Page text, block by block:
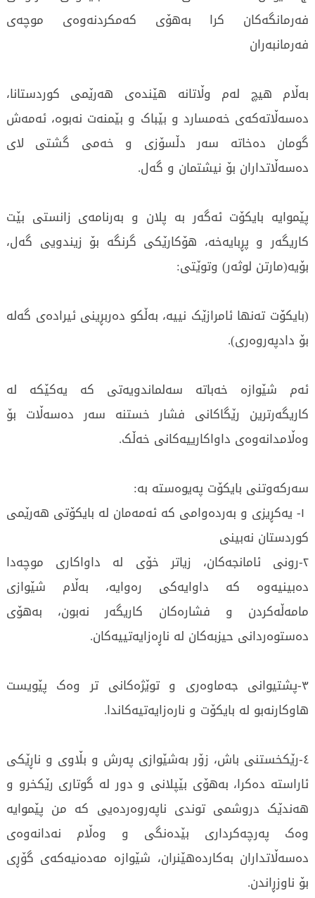
فەرمانگەکان کرا بەهۆی کەمکردنەوەی موچەی
فەرمانبەران
بەڵام هیچ لەم وڵاتانە هێندەی هەرێمی کوردستانا،
دەسەڵاتەکەی خەمسارد و بێباک و بێمنەت نەبوە، ئەمەش
گومان دەخاتە سەر دڵسۆزی و خەمی گشتی لای
دەسەڵاتداران بۆ نیشتمان و گەل.
پێموایە بایکۆت ئەگەر بە پلان و بەرنامەی زانستی بێت
کاریگەر و پڕبایەخە، هۆکارێکی گرنگە بۆ زیندویی گەل،
بۆیە(مارتن لوثەر) وتوێتی:
(بایکۆت تەنها ئامرازێک نییە، بەڵکو دەربڕینی ئیرادەی گەلە
بۆ دادپەروەری).
ئەم شێوازە خەباتە سەلماندویەتی کە یەکێکە لە
کاریگەرترین رێگاکانی فشار خستنە سەر دەسەڵات بۆ
وەڵامدانەوەی داواکارییەکانی خەڵک.
سەرکەوتنی بایکۆت پەیوەستە بە:
١- یەکڕیزی و بەردەوامی کە ئەمەمان لە بایکۆتی هەرێمی
کوردستان نەبینی
٢-رونی ئامانجەکان، زیاتر خۆی لە داواکاری موچەدا
دەبینیەوە کە داوایەکی رەوایە، بەڵام شێوازی
مامەڵەکردن و فشارەکان کاریگەر نەبون، بەهۆی
دەستوەردانی حیزبەکان لە ناڕەزایەتییەکان.
٣-پشتیوانی جەماوەری و توێژەکانی تر وەک پێویست
هاوکارنەبو لە بایکۆت و نارەزایەتیەکاندا.
٤-رێکخستنی باش، زۆر بەشێوازی پەرش و بڵاوی و ناڕێکی
ئاراستە دەکرا، بەهۆی بێپلانی و دور لە گوتاری رێکخرو و
هەندێک دروشمی توندی ناپەروەردەیی کە من پێموایە
وەک پەرچەکرداری بێدەنگی و وەڵام نەدانەوەی
دەسەڵاتداران بەکاردەهێنران، شێوازە مەدەنیەکەی گۆڕی
بۆ ناوزڕاندن.